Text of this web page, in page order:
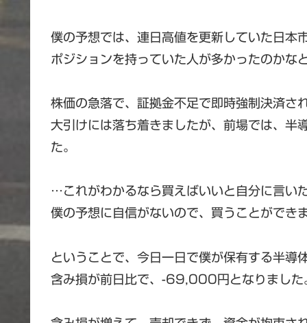
僕の予想では、連日高値を更新していた日本
ポジションを持っていた人が多かったのかな
株価の急落で、証拠金不足で即時強制決済さ
大引けには落ち着きましたが、前場では、
た。
…これがわかるなら買えばいいと自分に言い
僕の予想に自信がないので、買うことができ
ということで、今日一日で僕が保有する半
含み損が前日比で、-69,000円となりまし